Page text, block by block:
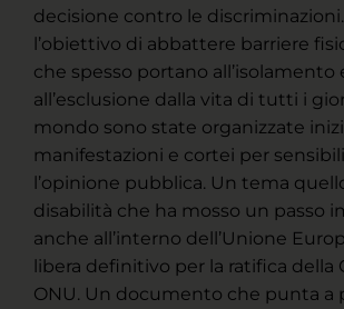
decisione contro le
l’obiettivo di abbattere barriere
che spesso portano all’isolamento
all’esclusione dalla vita di tutti i
mondo sono state organizzate
manifestazioni e cortei per
l’opinione pubblica. Un tema
disabilità che ha mosso un passo
anche all’interno dell’Unione
libera definitivo per la ratifica della
ONU. Un documento che punta a